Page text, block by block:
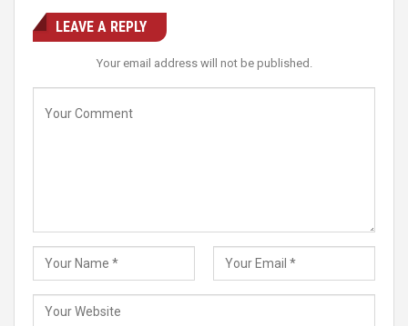
LEAVE A REPLY
Your email address will not be published.